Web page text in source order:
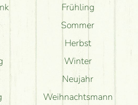
Frühling
Sommer
Herbst
Winter
Neujahr
Weihnachtsmann